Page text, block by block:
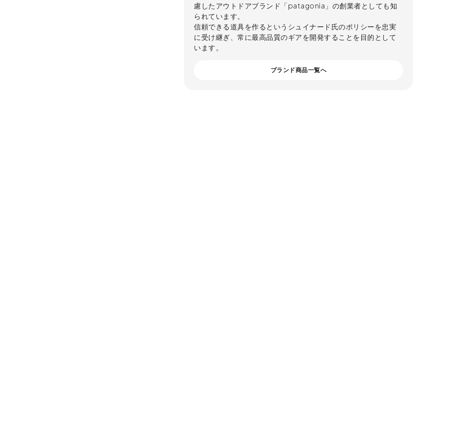
慮したアウトドアブランド「patagonia」の創業者としても知
られています。
信頼できる道具を作るというシュイナード氏のポリシーを忠実
に受け継ぎ、常に最高品質のギアを開発することを目的として
います。
ブランド商品一覧へ